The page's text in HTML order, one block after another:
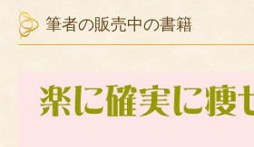
筆者の販売中の書籍